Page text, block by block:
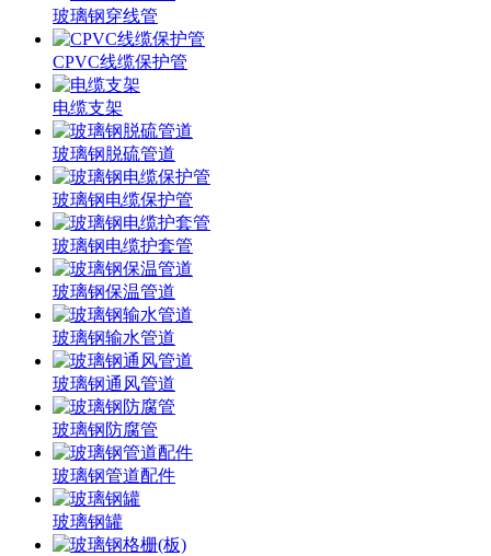
玻璃钢穿线管
CPVC线缆保护管
电缆支架
玻璃钢脱硫管道
玻璃钢电缆保护管
玻璃钢电缆护套管
玻璃钢保温管道
玻璃钢输水管道
玻璃钢通风管道
玻璃钢防腐管
玻璃钢管道配件
玻璃钢罐